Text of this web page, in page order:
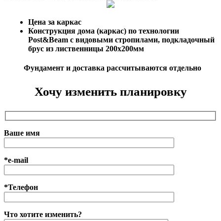
Цена за каркас
Конструкция дома (каркас) по технологии
Post&Beam с видовыми стропилами, подкладочный
брус из лиственницы 200х200мм
Фундамент и доставка рассчитываются отдельно
Хочу изменить планировку
Ваше имя
*e-mail
*Телефон
Что хотите изменить?